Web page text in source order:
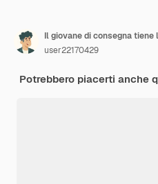
user22170429
Potrebbero piacerti anche